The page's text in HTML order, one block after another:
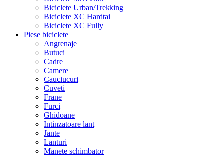
Biciclete Urban/Trekking
Biciclete XC Hardtail
Biciclete XC Fully
Piese biciclete
Angrenaje
Butuci
Cadre
Camere
Cauciucuri
Cuveti
Frane
Furci
Ghidoane
Intinzatoare lant
Jante
Lanturi
Manete schimbator